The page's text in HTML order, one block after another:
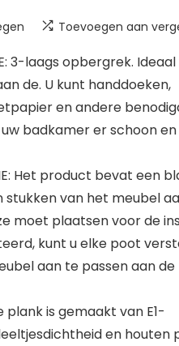
Toevoegen aan
3-laags opbergrek.
de. U kunt handdoeken,
en andere
badkamer er schoon
Het product bevat een
van het meubel
moet plaatsen voor de
kunt u elke poot
aan te passen aan de
plank is gemaakt van E1-
en houten